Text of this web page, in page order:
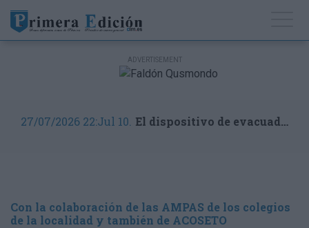
27/07/2026 22:Jul 10. El dispositivo de evacuados más importantes de España por los incendios
Con la colaboración de las AMPAS de los colegios
de la localidad y también de ACOSETO